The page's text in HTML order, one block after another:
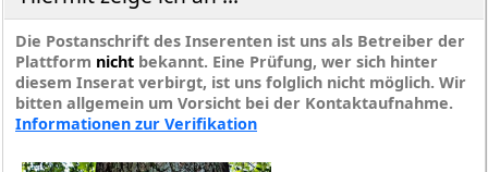
Die Postanschrift des Inserenten ist uns als Betreiber der
Plattform nicht bekannt. Eine Prüfung, wer sich hinter
diesem Inserat verbirgt, ist uns folglich nicht möglich. Wir
bitten allgemein um Vorsicht bei der Kontaktaufnahme.
Informationen zur Verifikation